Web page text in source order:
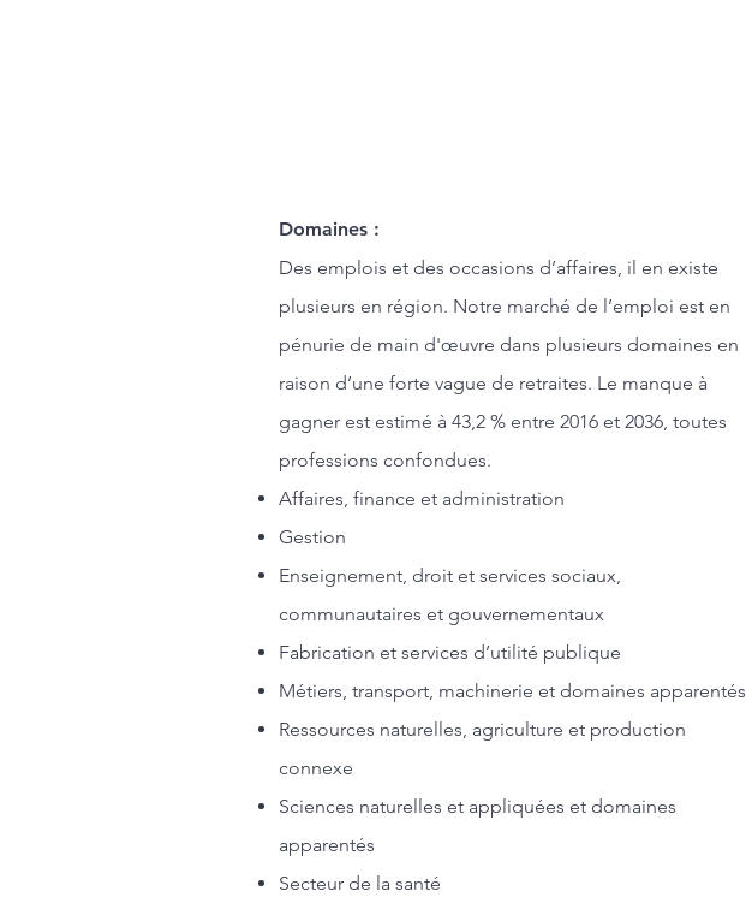
Domaines :
Des emplois et des occasions d’affaires, il en existe
plusieurs en région. Notre marché de l’emploi est en
pénurie de main d'œuvre dans plusieurs domaines en
raison d’une forte vague de retraites. Le manque à
gagner est estimé à 43,2 % entre 2016 et 2036, toutes
professions confondues.
Affaires, finance et administration
Gestion
Enseignement, droit et services sociaux,
communautaires et gouvernementaux
Fabrication et services d’utilité publique
Métiers, transport, machinerie et domaines apparentés
Ressources naturelles, agriculture et production
connexe
Sciences naturelles et appliquées et domaines
apparentés
Secteur de la santé